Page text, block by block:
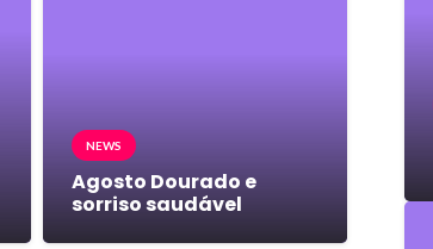
NEWS
Agosto Dourado e
sorriso saudável